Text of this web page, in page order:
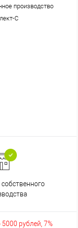
производство
С
рублей, 7%